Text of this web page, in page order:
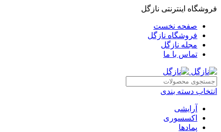
فروشگاه اینترنتی نازگل
صفحه نخست
فروشگاه نازگل
مجله نازگل
تماس با ما
انتخاب دسته بندی
آرایشی
اکسسوری
پمادها